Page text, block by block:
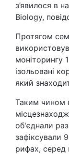
з’явилося в
Biology,
Протягом
моніторингу
ізольовані
який
Таким чином
об'єднали
зафіксували
рифах, серед